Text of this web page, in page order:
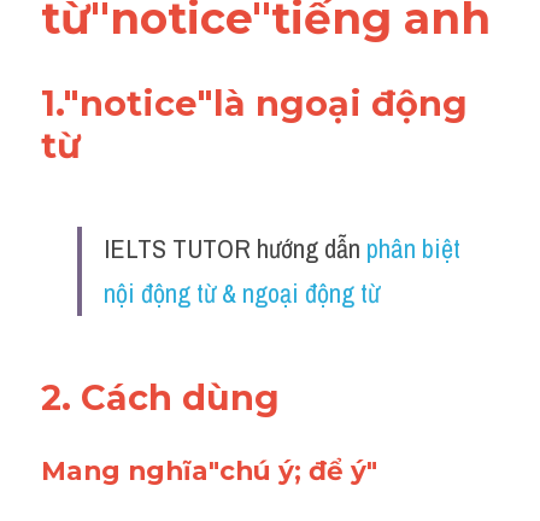
Report đề thi thật IELTS GENERAL
Adv
Task 1
Phân biệt từ
Report đề thi thật IELTS
từ"notice"tiếng anh
1."notice"là ngoại động
từ
IELTS TUTOR hướng dẫn phân biệt
nội động từ & ngoại động từ
2. Cách dùng
Mang nghĩa"chú ý; để ý"